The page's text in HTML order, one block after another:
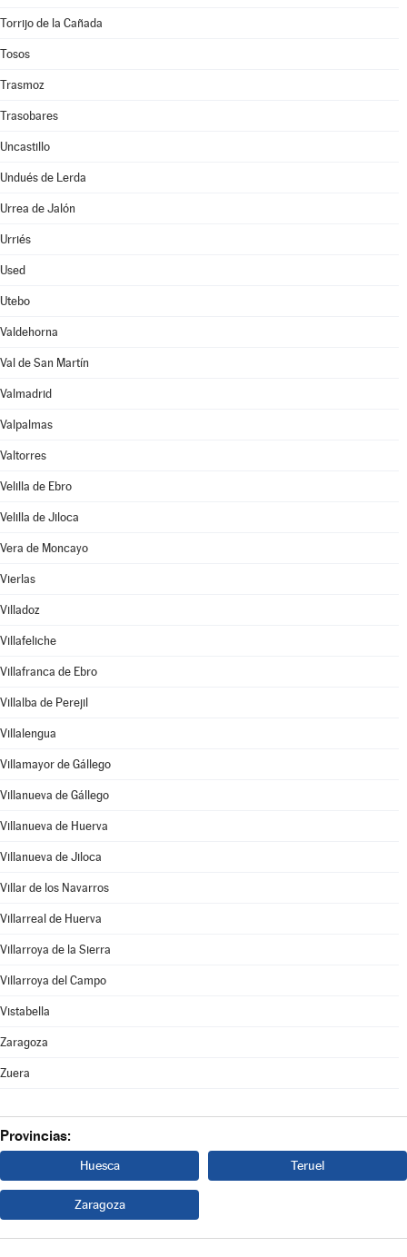
Torrijo de la Cañada
Tosos
Trasmoz
Trasobares
Uncastillo
Undués de Lerda
Urrea de Jalón
Urriés
Used
Utebo
Valdehorna
Val de San Martín
Valmadrid
Valpalmas
Valtorres
Velilla de Ebro
Velilla de Jiloca
Vera de Moncayo
Vierlas
Villadoz
Villafeliche
Villafranca de Ebro
Villalba de Perejil
Villalengua
Villamayor de Gállego
Villanueva de Gállego
Villanueva de Huerva
Villanueva de Jiloca
Villar de los Navarros
Villarreal de Huerva
Villarroya de la Sierra
Villarroya del Campo
Vistabella
Zaragoza
Zuera
Provincias:
Huesca Teruel
Zaragoza